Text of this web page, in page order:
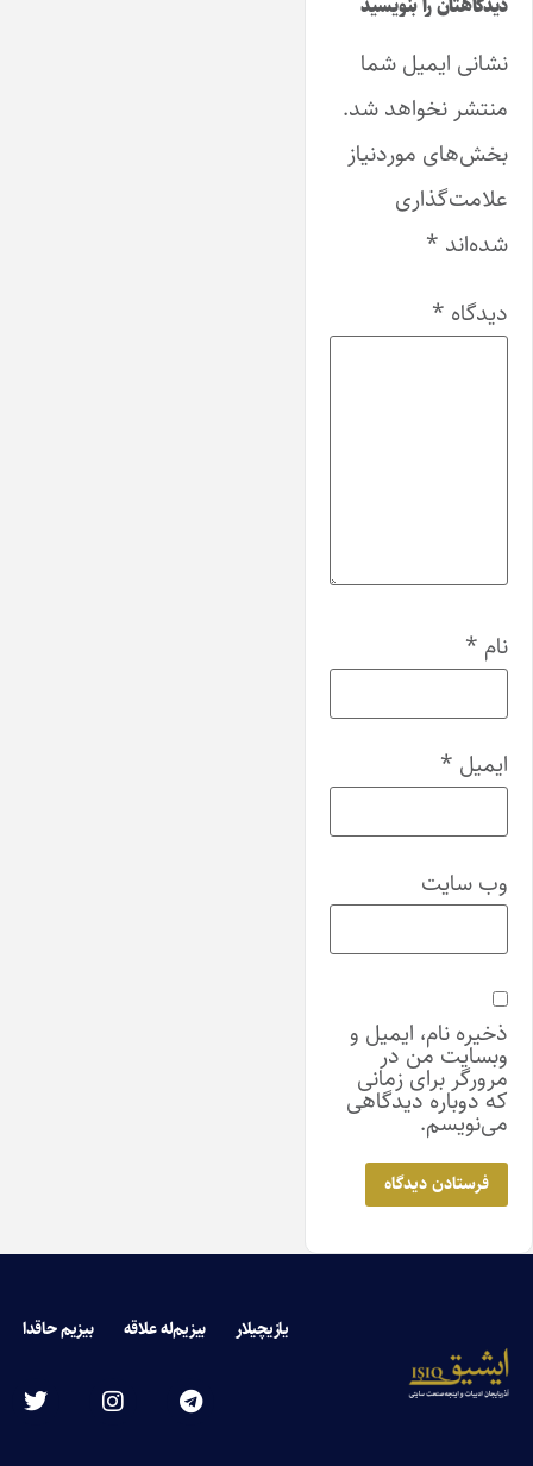
دیدگاهتان را بنویسید
نشانی ایمیل شما
منتشر نخواهد شد.
بخش‌های موردنیاز
علامت‌گذاری
شده‌اند *
دیدگاه *
نام *
ایمیل *
وب‌ سایت
ذخیره نام، ایمیل و
وبسایت من در
مرورگر برای زمانی
که دوباره دیدگاهی
می‌نویسم.
یازیچیلار بیزیم‌له علاقه بیزیم حاقدا